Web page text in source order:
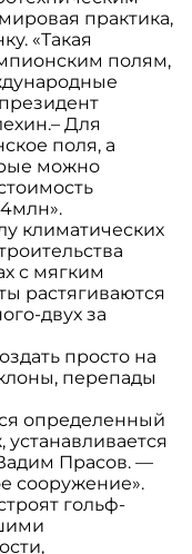
практика,
«Такая
полям,
Для
поля, а
можно
климатических
с мягким
растягиваются
двух за
просто на
перепады
определенный
Прасов. —
сооружение».
гольф-